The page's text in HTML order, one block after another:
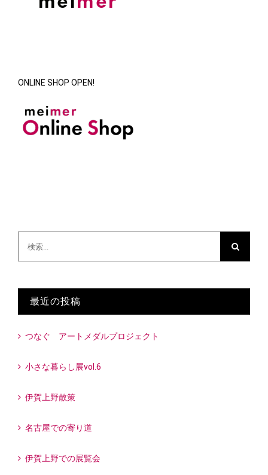
ONLINE SHOP OPEN!
最近の投稿
つなぐ アートメダルプロジェクト
小さな暮らし展vol.6
伊賀上野散策
名古屋での寄り道
伊賀上野での展覧会